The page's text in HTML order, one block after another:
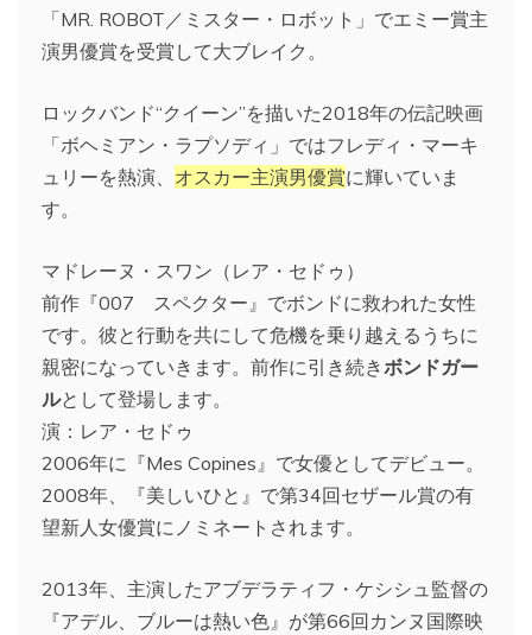
「MR. ROBOT／ミスター・ロボット」でエミー賞主
演男優賞を受賞して大ブレイク。
ロックバンド“クイーン”を描いた2018年の伝記映画
「ボヘミアン・ラプソディ」ではフレディ・マーキ
ュリーを熱演、 オスカー主演男優賞に輝いていま
す。
マドレーヌ・スワン（レア・セドゥ）
前作『007 スペクター』でボンドに救われた女性
です。彼と行動を共にして危機を乗り越えるうちに
親密になっていきます。前作に引き続きボンドガー
ルとして登場します。
演：レア・セドゥ
2006年に『Mes Copines』で女優としてデビュー。
2008年、『美しいひと』で第34回セザール賞の有
望新人女優賞にノミネートされます。
2013年、主演したアブデラティフ・ケシシュ監督の
『アデル、ブルーは熱い色』が第66回カンヌ国際映